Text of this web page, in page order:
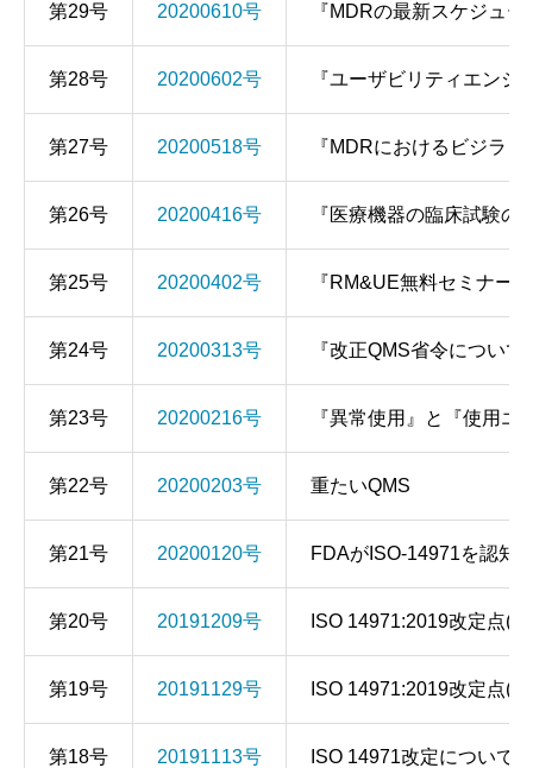
第29号 20200610号 『MDRの最新スケジュ
第28号 20200602号 『ユーザビリティエン
第27号 20200518号 『MDRにおけるビジラ
第26号 20200416号 『医療機器の臨床試験の
第25号 20200402号 『RM&UE無料セミナー
第24号 20200313号 『改正QMS省令につい
第23号 20200216号 『異常使用』と『使用エ
第22号 20200203号 重たいQMS
第21号 20200120号 FDAがISO-14971を認知
第20号 20191209号 ISO 14971:2019改定点(
第19号 20191129号 ISO 14971:2019改定点(
第18号 20191113号 ISO 14971改定について